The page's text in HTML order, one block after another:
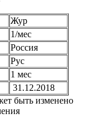
Жур
1/мес
Россия
Рус
1 мес
31.12.2018
быть изменено